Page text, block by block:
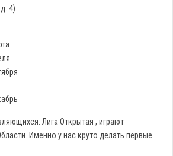
4)
Лига Открытая , играют
Именно у нас круто делать первые